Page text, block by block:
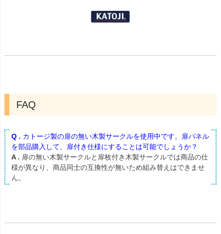
FAQ
Q . カトージ製の扉の無い木製サークルを使用中です。扉パネル
を部品購入して、扉付き仕様にすることは可能でしょうか？
A . 扉の無い木製サークルと扉枚付き木製サークルでは商品の仕
様が異なり、商品同士の互換性が無いため組み替えはできませ
ん。